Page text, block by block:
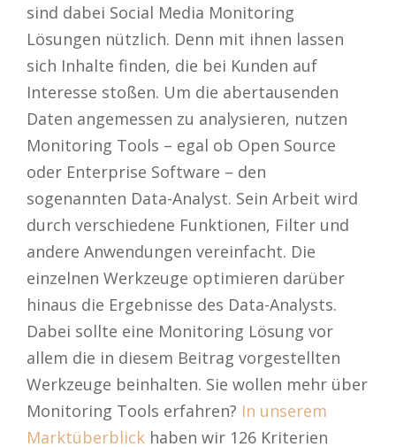
sind dabei Social Media Monitoring
Lösungen nützlich. Denn mit ihnen lassen
sich Inhalte finden, die bei Kunden auf
Interesse stoßen. Um die abertausenden
Daten angemessen zu analysieren, nutzen
Monitoring Tools – egal ob Open Source
oder Enterprise Software – den
sogenannten Data-Analyst. Sein Arbeit wird
durch verschiedene Funktionen, Filter und
andere Anwendungen vereinfacht. Die
einzelnen Werkzeuge optimieren darüber
hinaus die Ergebnisse des Data-Analysts.
Dabei sollte eine Monitoring Lösung vor
allem die in diesem Beitrag vorgestellten
Werkzeuge beinhalten. Sie wollen mehr über
Monitoring Tools erfahren? In unserem
Marktüberblick haben wir 126 Kriterien